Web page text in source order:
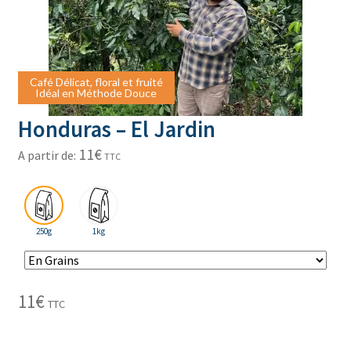
Café Délicat, floral et fruité
Idéal en Méthode Douce
Café Délicat, floral et fruité
Idéal en Méthode Douce
Honduras – El Jardin
A partir de: 11€ TTC
250g 1kg
11€ TTC